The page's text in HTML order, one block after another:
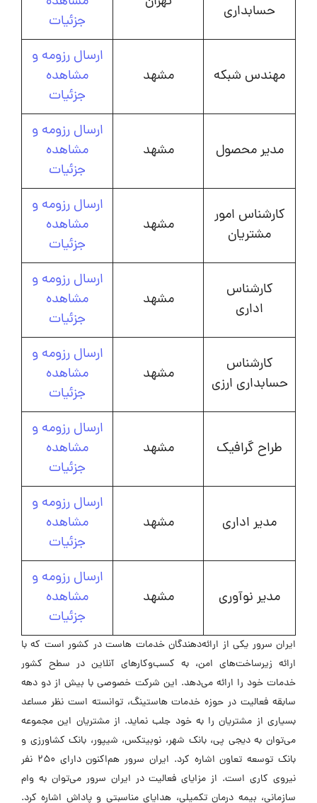
حسابداری
جزئیات
مهندس شبکه مشهد
ارسال رزومه و
مشاهده
جزئیات
مدیر محصول مشهد
ارسال رزومه و
مشاهده
جزئیات
کارشناس امور
مشتریان
مشهد
ارسال رزومه و
مشاهده
جزئیات
کارشناس
اداری
مشهد
ارسال رزومه و
مشاهده
جزئیات
کارشناس
حسابداری ارزی
مشهد
ارسال رزومه و
مشاهده
جزئیات
طراح گرافیک مشهد
ارسال رزومه و
مشاهده
جزئیات
مدیر اداری مشهد
ارسال رزومه و
مشاهده
جزئیات
مدیر نوآوری مشهد
ارسال رزومه و
مشاهده
جزئیات
ایران سرور یکی از ارائه‌دهندگان خدمات هاست در کشور است که با
ارائه زیرساخت‌های امن، به کسب‌وکارهای آنلاین در سطح کشور
خدمات خود را ارائه می‌دهد. این شرکت خصوصی با بیش از دو دهه
سابقه فعالیت در حوزه خدمات هاستینگ، توانسته است نظر مساعد
بسیاری از مشتریان را به خود جلب نماید. از مشتریان این مجموعه
می‌توان به دیجی پی، بانک شهر، نوبیتکس، شیپور، بانک کشاورزی و
بانک توسعه تعاون اشاره کرد. ایران سرور هم‌اکنون دارای 250 نفر
نیروی کاری است. از مزایای فعالیت در ایران سرور می‌توان به وام
سازمانی، بیمه درمان تکمیلی، هدایای مناسبتی و پاداش اشاره کرد.